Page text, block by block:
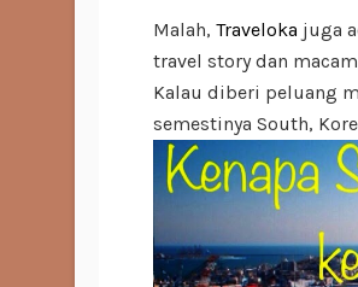
Malah, Traveloka juga
travel story dan
Kalau diberi peluang
semestinya South,